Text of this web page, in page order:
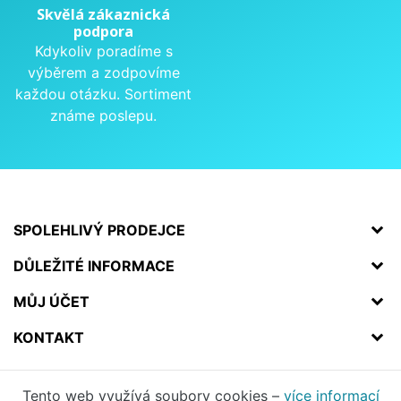
Skvělá zákaznická
podpora
Kdykoliv poradíme s
výběrem a zodpovíme
každou otázku. Sortiment
známe poslepu.
SPOLEHLIVÝ PRODEJCE
DŮLEŽITÉ INFORMACE
MŮJ ÚČET
KONTAKT
Tento web využívá soubory cookies – více informací